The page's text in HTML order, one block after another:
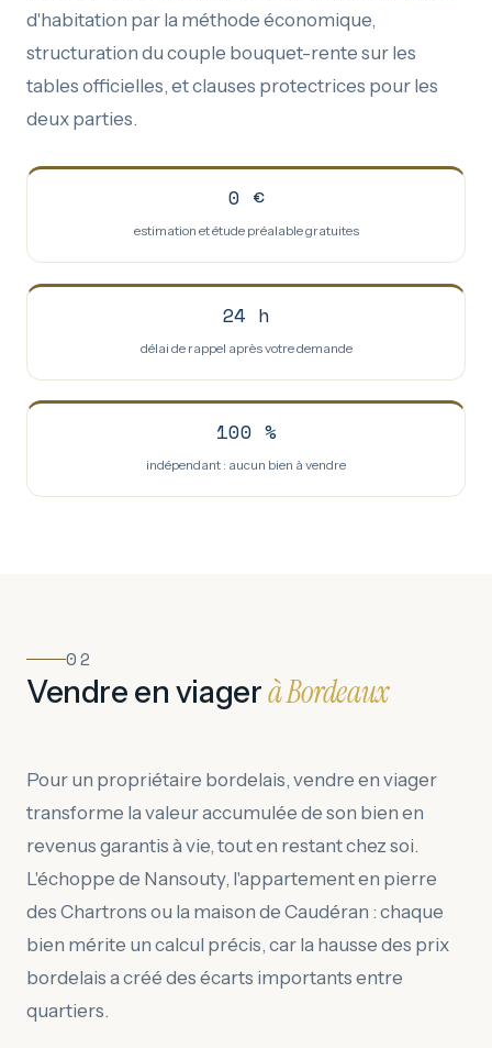
d'habitation par la méthode économique,
structuration du couple bouquet-rente sur les
tables officielles, et clauses protectrices pour les
deux parties.
0 €
estimation et étude préalable gratuites
24 h
délai de rappel après votre demande
100 %
indépendant : aucun bien à vendre
02
Vendre en viagerà Bordeaux
Pour un propriétaire bordelais, vendre en viager
transforme la valeur accumulée de son bien en
revenus garantis à vie, tout en restant chez soi.
L'échoppe de Nansouty, l'appartement en pierre
des Chartrons ou la maison de Caudéran : chaque
bien mérite un calcul précis, car la hausse des prix
bordelais a créé des écarts importants entre
quartiers.